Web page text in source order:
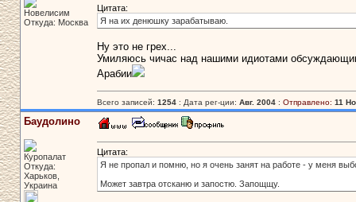
Новелисим
Откуда: Москва
Цитата:
Я на их денюшку зарабатываю.
Ну это не грех...
Умиляюсь чичас над нашими идиотами
Арабии
Всего записей: 1254: Дата рег-ции: Авг. 2004: Отправлено: 11
Баудолино
Куропалат
Откуда:
Харьков,
Украина
Цитата:
Я не пропал и помню, но я очень занят на работе - у меня
Может завтра отсканю и запостю. Запощщу.